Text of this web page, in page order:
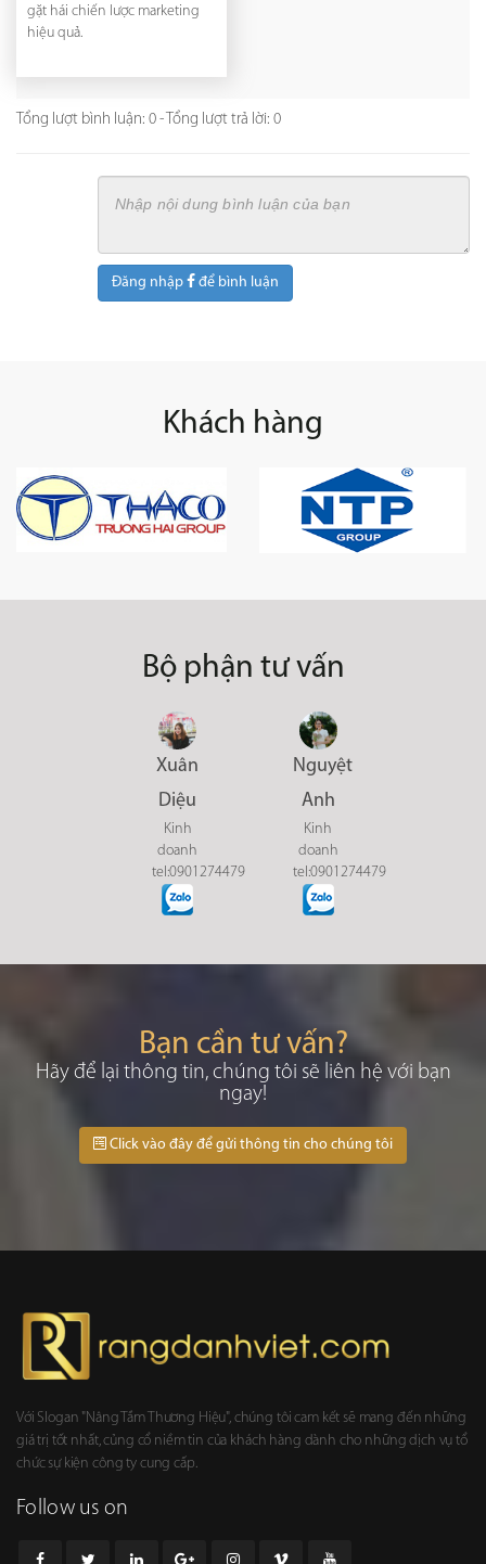
gặt hái chiến lược marketing
hiệu quả.
Tổng lượt bình luận: 0 - Tổng lượt trả lời: 0
Đăng nhập để bình luận
Khách hàng
Bộ phận tư vấn
Xuân
Diệu
Kinh
doanh
tel:0901274479
Nguyệt
Anh
Kinh
doanh
tel:0901274479
Bạn cần tư vấn?
Hãy để lại thông tin, chúng tôi sẽ liên hệ với bạn
ngay!
Click vào đây để gửi thông tin cho chúng tôi
Với Slogan "Nâng Tầm Thương Hiệu", chúng tôi cam kết sẽ mang đến những
giá trị tốt nhất, củng cổ niềm tin của khách hàng dành cho những dịch vụ tổ
chức sự kiện công ty cung cấp.
Follow us on